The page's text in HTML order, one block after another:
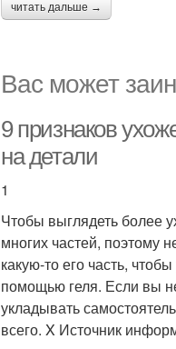
читать дальше →
Вас может
9 признаков
на детали
1
Чтобы выглядеть более
многих частей, поэтому
какую-то его часть,
помощью геля. Если вы
укладывать
всего. X Источник